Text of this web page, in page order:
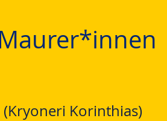
Korinthias)